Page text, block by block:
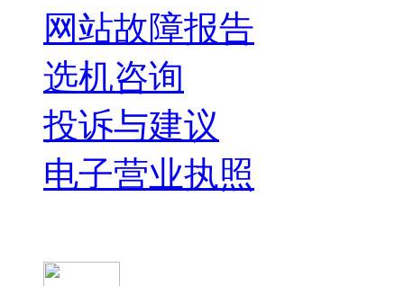
网站故障报告
选机咨询
投诉与建议
电子营业执照